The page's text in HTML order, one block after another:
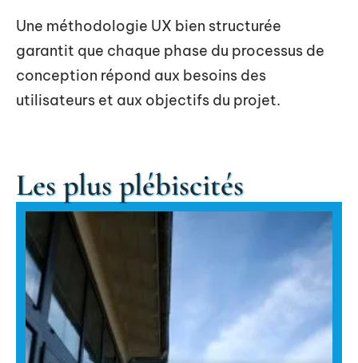
Une méthodologie UX bien structurée
garantit que chaque phase du processus de
conception répond aux besoins des
utilisateurs et aux objectifs du projet.
Les plus plébiscités